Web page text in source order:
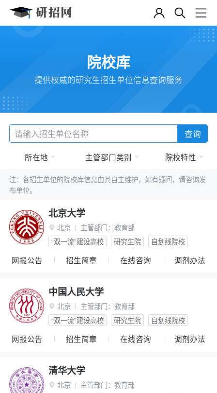
院校库
提供权威的研究生招生单位信息查询服务
查询
所在地 主管部门类别 院校特性
注：各招生单位的院校库信息由其自主维护，如有疑问，请咨询发
布单位。
北京大学
 北京 主管部门： 教育部
“双一流”建设高校
研究生院 自划线院校
网报公告 招生简章 在线咨询 调剂办法
中国人民大学
 北京 主管部门： 教育部
“双一流”建设高校
研究生院 自划线院校
网报公告 招生简章 在线咨询 调剂办法
清华大学
 北京 主管部门： 教育部